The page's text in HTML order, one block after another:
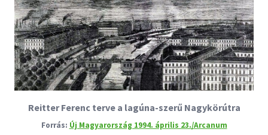
Reitter Ferenc terve a lagúna-szerű Nagykörútra
Új Magyarország 1994. április 23./Arcanum